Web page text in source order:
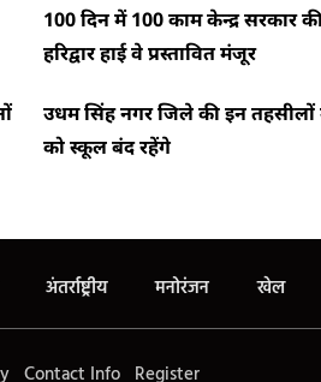
100 दिन में 100 काम केन्द्र सरकार
हरिद्वार हाई वे प्रस्तावित मंजूर
उधम सिंह नगर जिले की इन
को स्कूल बंद रहेंगे
अंतर्राष्ट्रीय मनोरंजन खेल
Contact Info Register